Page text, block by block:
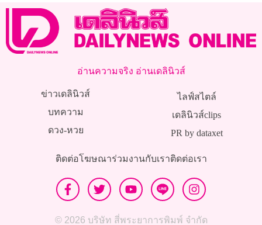
อ่านความจริง อ่านเดลินิวส์
ข่าวเดลินิวส์
บทความ
ดวง-หวย
ไลฟ์สไตล์
เดลินิวส์clips
PR by dataxet
ติดต่อโฆษณาร่วมงานกับเราติดต่อเรา
© 2026 บริษัท สี่พระยาการพิมพ์ จำกัด